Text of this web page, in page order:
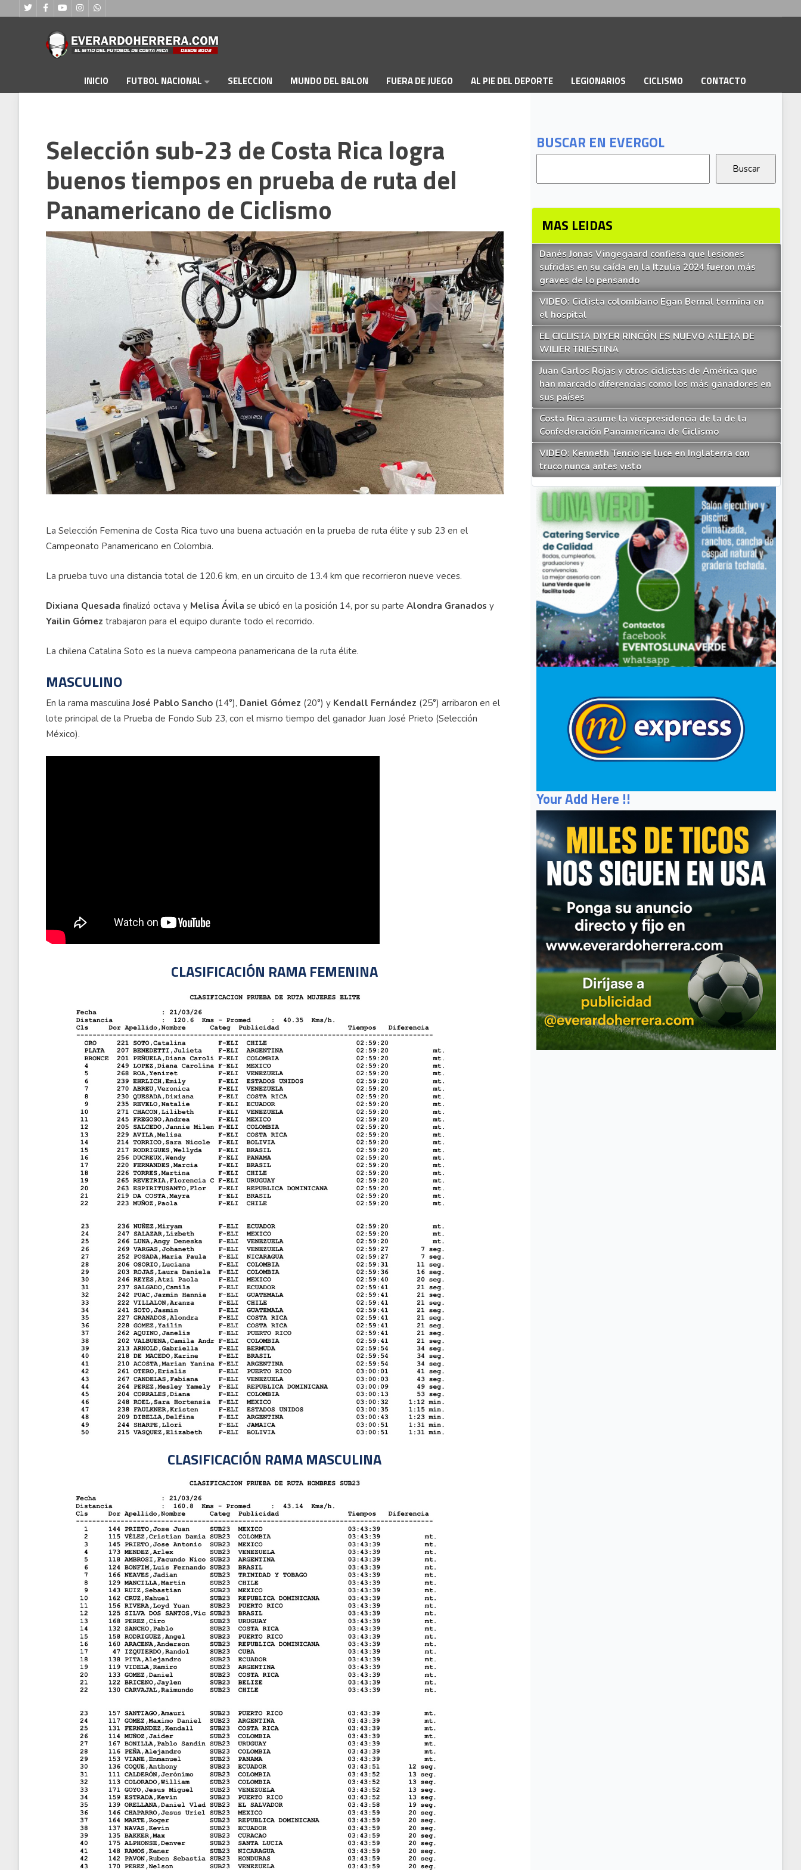
INICIO FUTBOL NACIONAL SELECCION MUNDO DEL BALON FUERA DE JUEGO AL PIE DEL DEPORTE LEGIONARIOS CICLISMO CONTACTO
BUSCAR EN EVERGOL
MAS LEIDAS
Danés Jonas Vingegaard confiesa que lesiones
sufridas en su caída en la Itzulia 2024 fueron más
graves de lo pensando
VIDEO: Ciclista colombiano Egan Bernal termina en
el hospital
EL CICLISTA DIYER RINCÓN ES NUEVO ATLETA DE
WILIER TRIESTINA
Juan Carlos Rojas y otros ciclistas de América que
han marcado diferencias como los más ganadores en
sus países
Costa Rica asume la vicepresidencia de la de la
Confederación Panamericana de Ciclismo
VIDEO: Kenneth Tencio se luce en Inglaterra con
truco nunca antes visto
Your Add Here !!
Selección sub-23 de Costa Rica logra
buenos tiempos en prueba de ruta del
Panamericano de Ciclismo
La Selección Femenina de Costa Rica tuvo una buena actuación en la prueba de ruta élite y sub 23 en el
Campeonato Panamericano en Colombia.
La prueba tuvo una distancia total de 120.6 km, en un circuito de 13.4 km que recorrieron nueve veces.
Dixiana Quesada finalizó octava y Melisa Ávila se ubicó en la posición 14, por su parte Alondra Granados y
Yailin Gómez trabajaron para el equipo durante todo el recorrido.
La chilena Catalina Soto es la nueva campeona panamericana de la ruta élite.
MASCULINO
En la rama masculinaJosé Pablo Sancho (14°), Daniel Gómez (20°) y Kendall Fernández (25°) arribaron en el
lote principal de la Prueba de Fondo Sub 23, con el mismo tiempo del ganador Juan José Prieto (Selección
México).
CLASIFICACIÓN RAMA FEMENINA
CLASIFICACIÓN RAMA MASCULINA